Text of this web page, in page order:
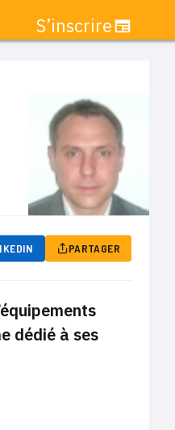
S’inscrire
PARTAGER
dédié à ses